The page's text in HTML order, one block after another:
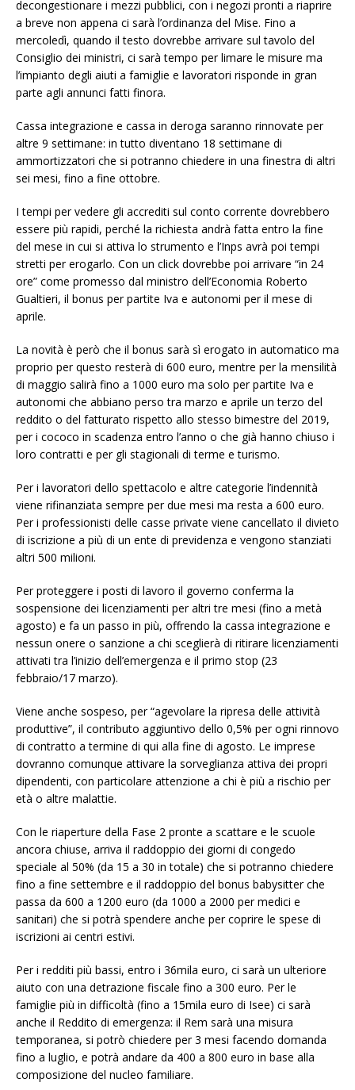
decongestionare i mezzi pubblici, con i negozi pronti a riaprire
a breve non appena ci sarà l’ordinanza del Mise. Fino a
mercoledì, quando il testo dovrebbe arrivare sul tavolo del
Consiglio dei ministri, ci sarà tempo per limare le misure ma
l’impianto degli aiuti a famiglie e lavoratori risponde in gran
parte agli annunci fatti finora.
Cassa integrazione e cassa in deroga saranno rinnovate per
altre 9 settimane: in tutto diventano 18 settimane di
ammortizzatori che si potranno chiedere in una finestra di altri
sei mesi, fino a fine ottobre.
I tempi per vedere gli accrediti sul conto corrente dovrebbero
essere più rapidi, perché la richiesta andrà fatta entro la fine
del mese in cui si attiva lo strumento e l’Inps avrà poi tempi
stretti per erogarlo. Con un click dovrebbe poi arrivare “in 24
ore” come promesso dal ministro dell’Economia Roberto
Gualtieri, il bonus per partite Iva e autonomi per il mese di
aprile.
La novità è però che il bonus sarà sì erogato in automatico ma
proprio per questo resterà di 600 euro, mentre per la mensilità
di maggio salirà fino a 1000 euro ma solo per partite Iva e
autonomi che abbiano perso tra marzo e aprile un terzo del
reddito o del fatturato rispetto allo stesso bimestre del 2019,
per i cococo in scadenza entro l’anno o che già hanno chiuso i
loro contratti e per gli stagionali di terme e turismo.
Per i lavoratori dello spettacolo e altre categorie l’indennità
viene rifinanziata sempre per due mesi ma resta a 600 euro.
Per i professionisti delle casse private viene cancellato il divieto
di iscrizione a più di un ente di previdenza e vengono stanziati
altri 500 milioni.
Per proteggere i posti di lavoro il governo conferma la
sospensione dei licenziamenti per altri tre mesi (fino a metà
agosto) e fa un passo in più, offrendo la cassa integrazione e
nessun onere o sanzione a chi sceglierà di ritirare licenziamenti
attivati tra l’inizio dell’emergenza e il primo stop (23
febbraio/17 marzo).
Viene anche sospeso, per “agevolare la ripresa delle attività
produttive”, il contributo aggiuntivo dello 0,5% per ogni rinnovo
di contratto a termine di qui alla fine di agosto. Le imprese
dovranno comunque attivare la sorveglianza attiva dei propri
dipendenti, con particolare attenzione a chi è più a rischio per
età o altre malattie.
Con le riaperture della Fase 2 pronte a scattare e le scuole
ancora chiuse, arriva il raddoppio dei giorni di congedo
speciale al 50% (da 15 a 30 in totale) che si potranno chiedere
fino a fine settembre e il raddoppio del bonus babysitter che
passa da 600 a 1200 euro (da 1000 a 2000 per medici e
sanitari) che si potrà spendere anche per coprire le spese di
iscrizioni ai centri estivi.
Per i redditi più bassi, entro i 36mila euro, ci sarà un ulteriore
aiuto con una detrazione fiscale fino a 300 euro. Per le
famiglie più in difficoltà (fino a 15mila euro di Isee) ci sarà
anche il Reddito di emergenza: il Rem sarà una misura
temporanea, si potrò chiedere per 3 mesi facendo domanda
fino a luglio, e potrà andare da 400 a 800 euro in base alla
composizione del nucleo familiare.